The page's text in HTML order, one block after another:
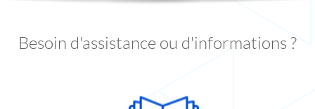
Besoin d'assistance ou d'informations ?